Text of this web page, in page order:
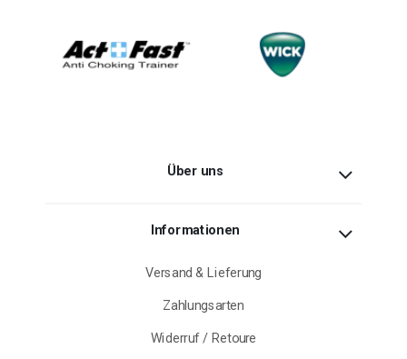
Über uns
Informationen
Versand & Lieferung
Zahlungsarten
Widerruf / Retoure